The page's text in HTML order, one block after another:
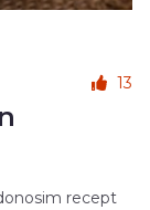
13
recept